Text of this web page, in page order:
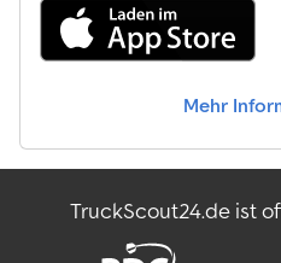
countries / TRANSPORT
conditions / EXPORT: ONLY THE
Unsere Auftraggeber sollen sich
Maschinen und Ausrüstungen
Mehr
TruckScout24.de ist